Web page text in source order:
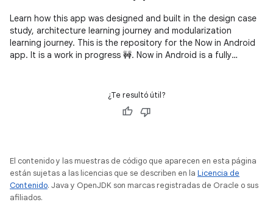
Learn how this app was designed and built in the design case
study, architecture learning journey and modularization
learning journey. This is the repository for the Now in Android
app. It is a work in progress 🚧. Now in Android is a fully
¿Te resultó útil?
El contenido y las muestras de código que aparecen en esta página
están sujetas a las licencias que se describen en la Licencia de
Contenido. Java y OpenJDK son marcas registradas de Oracle o sus
afiliados.